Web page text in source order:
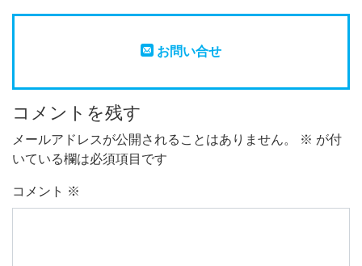
お問い合せ
コメントを残す
メールアドレスが公開されることはありません。 ※ が付
いている欄は必須項目です
コメント ※